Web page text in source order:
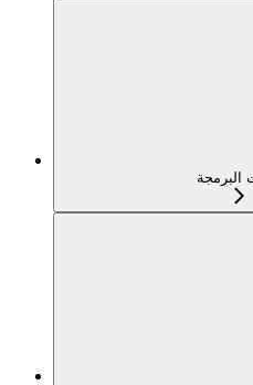
البرمجة